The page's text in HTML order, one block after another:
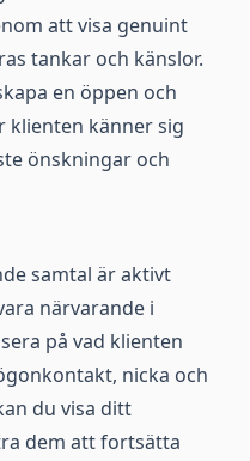
att visa genuint
tankar och känslor.
en öppen och
klienten känner sig
önskningar och
samtal är aktivt
närvarande i
på vad klienten
nicka och
du visa ditt
dem att fortsätta